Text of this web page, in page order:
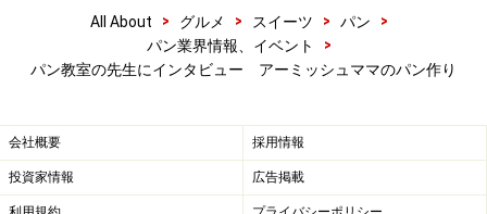
All About > グルメ > スイーツ > パン
>
パン業界情報、イベント
>
パン教室の先生にインタビュー アーミッシュママのパン作り
会社概要 採用情報
投資家情報 広告掲載